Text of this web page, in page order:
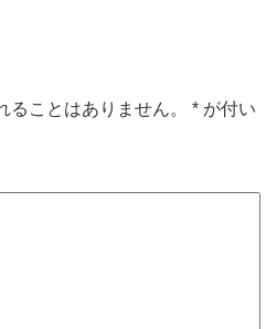
ることはありません。
* が付い